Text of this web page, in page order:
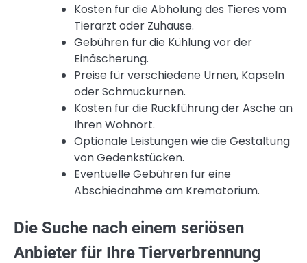
Kosten für die Abholung des Tieres vom
Tierarzt oder Zuhause.
Gebühren für die Kühlung vor der
Einäscherung.
Preise für verschiedene Urnen, Kapseln
oder Schmuckurnen.
Kosten für die Rückführung der Asche an
Ihren Wohnort.
Optionale Leistungen wie die Gestaltung
von Gedenkstücken.
Eventuelle Gebühren für eine
Abschiednahme am Krematorium.
Die Suche nach einem seriösen
Anbieter für Ihre Tierverbrennung